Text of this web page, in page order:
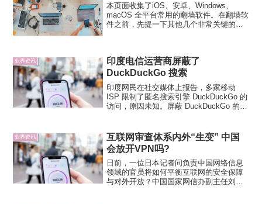
本页面收集了iOS、安卓、Windows、
macOS 全平台常用的翻墙软件。在翻墙软
件之前，先提一下其他几个非常关键的安
产浏览器进行...
业界资讯
印度电信运营商屏蔽了
DuckDuckGo 搜索
印度网民在社交媒体上报告，多家移动
ISP 限制了匿名搜索引擎 DuckDuckGo 的
访问，原因未知。屏蔽 DuckDuckGo 的移
业界资讯
互联网审查体系内外“生变” 中国
会放开VPN吗?
日前，一位日本记者问负责中国网络信息
领域的官员将如何平衡互联网的安全保障
与对外开放？中国国家网信办副主任刘烈